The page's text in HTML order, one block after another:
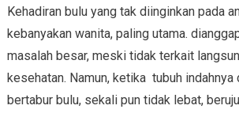
Kehadiran bulu yang tak diinginkan pada
kebanyakan wanita, paling utama.
masalah besar, meski tidak terkait
kesehatan. Namun, ketika tubuh indahnya
bertabur bulu, sekali pun tidak lebat,